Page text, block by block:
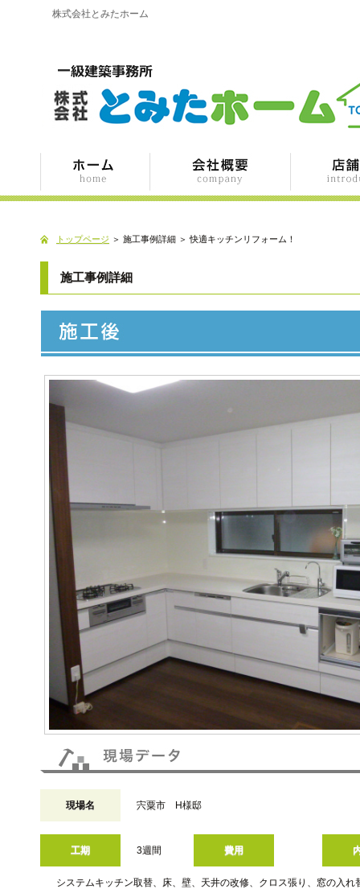
株式会社とみたホーム
トップページ ＞ 施工事例詳細 ＞ 快適キッチンリフォーム！
施工事例詳細
現場名 宍粟市 H様邸
工期 3週間 費用
システムキッチン取替、床、壁、天井の改修、クロス張り、窓の入